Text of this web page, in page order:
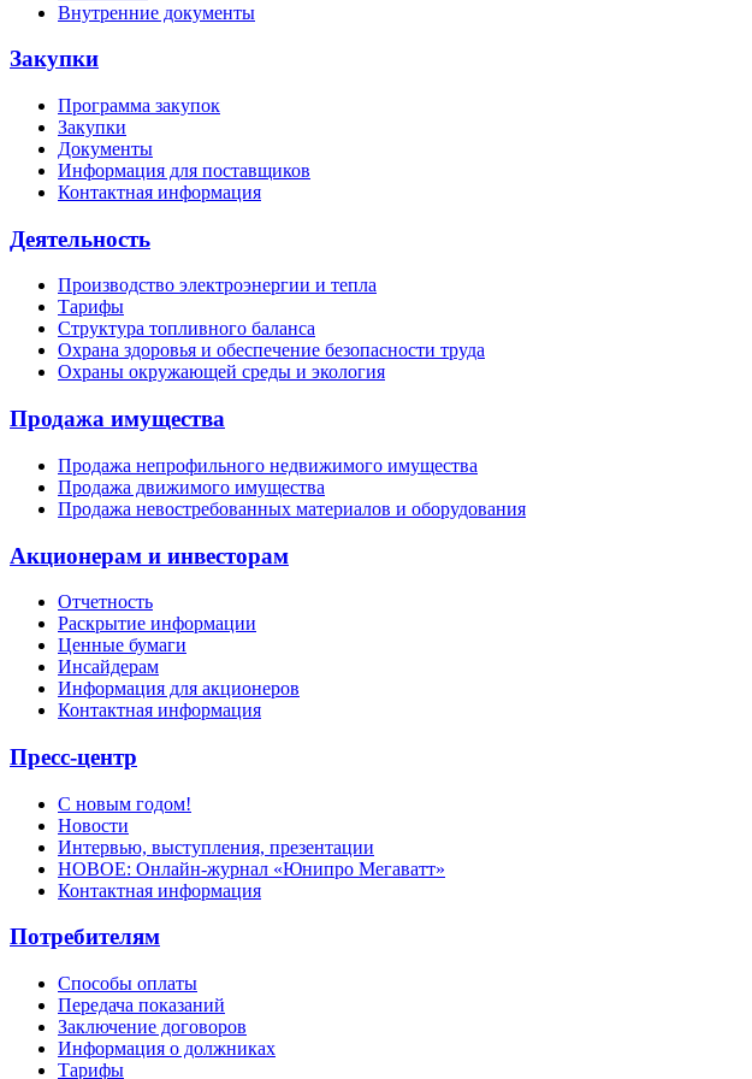
Внутренние документы
Закупки
Программа закупок
Закупки
Документы
Информация для поставщиков
Контактная информация
Деятельность
Производство электроэнергии и тепла
Тарифы
Структура топливного баланса
Охрана здоровья и обеспечение безопасности труда
Охраны окружающей среды и экология
Продажа имущества
Продажа непрофильного недвижимого имущества
Продажа движимого имущества
Продажа невостребованных материалов и оборудования
Акционерам и инвесторам
Отчетность
Раскрытие информации
Ценные бумаги
Инсайдерам
Информация для акционеров
Контактная информация
Пресс-центр
С новым годом!
Новости
Интервью, выступления, презентации
НОВОЕ: Онлайн-журнал «Юнипро Мегаватт»
Контактная информация
Потребителям
Способы оплаты
Передача показаний
Заключение договоров
Информация о должниках
Тарифы